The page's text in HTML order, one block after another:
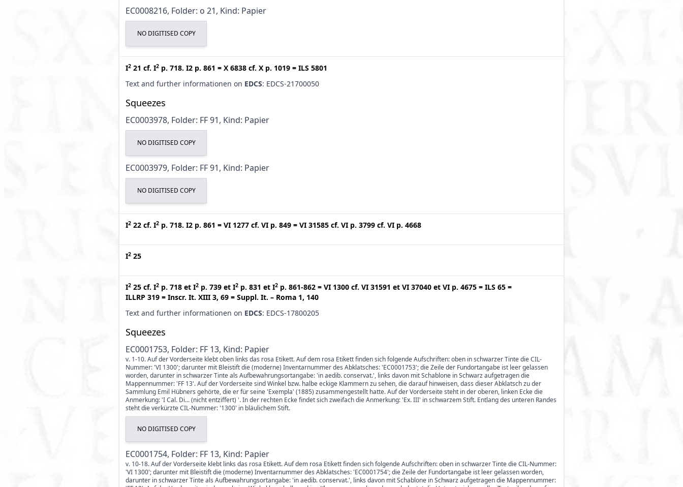
EC0008216, Folder: o 21, Kind: Papier
NO DIGITISED COPY
I2 21 cf. I2 p. 718. I2 p. 861 = X 6838 cf. X p. 1019 = ILS 5801
Text and further informationen on EDCS: EDCS-21700050
Squeezes
EC0003978, Folder: FF 91, Kind: Papier
NO DIGITISED COPY
EC0003979, Folder: FF 91, Kind: Papier
NO DIGITISED COPY
I2 22 cf. I2 p. 718. I2 p. 861 = VI 1277 cf. VI p. 849 = VI 31585 cf. VI p. 3799 cf. VI p. 4668
I2 25
I2 25 cf. I2 p. 718 et I2 p. 739 et I2 p. 831 et I2 p. 861-862 = VI 1300 cf. VI 31591 et VI 37040 et VI p. 4675 = ILS 65 =
ILLRP 319 = Inscr. It. XIII 3, 69 = Suppl. It. – Roma 1, 140
Text and further informationen on EDCS: EDCS-17800205
Squeezes
EC0001753, Folder: FF 13, Kind: Papier
v. 1-10. Auf der Vorderseite klebt oben links das rosa Etikett. Auf dem rosa Etikett finden sich folgende Aufschriften: oben in schwarzer Tinte die CIL-
Nummer: 'VI 1300'; darunter mit Bleistift die (moderne) Inventarnummer des Abklatsches: 'EC0001753'; die Zeile der Fundortangabe ist leer gelassen
worden, darunter in schwarzer Tinte als Aufbewahrungsortangabe: 'in aedib. conservat.', links davon mit Schablone in Schwarz aufgetragen die
Mappennummer: 'FF 13'. Auf der Vorderseite sind Winkel bzw. halbe eckige Klammern zu sehen, die darauf hinweisen, dass dieser Abklatsch zu der
Sammlung Emil Hübners gehörte, die er für seine 'Exempla' (1885) zusammengestellt hatte. Auf der Vorderseite steht in der oberen, linken Ecke die
Anmerkung: 'I Cal. Di... (nicht entziffert) '. In der rechten Ecke findet sich zweifach die Anmerkung: 'Ex. III' in schwarzem Stift. Entlang des unteren Randes
steht die verkürzte CIL-Nummer: '1300' in bläulichem Stift.
NO DIGITISED COPY
EC0001754, Folder: FF 13, Kind: Papier
v. 10-18. Auf der Vorderseite klebt links das rosa Etikett. Auf dem rosa Etikett finden sich folgende Aufschriften: oben in schwarzer Tinte die CIL-Nummer:
'VI 1300'; darunter mit Bleistift die (moderne) Inventarnummer des Abklatsches: 'EC0001754'; die Zeile der Fundortangabe ist leer gelassen worden,
darunter in schwarzer Tinte als Aufbewahrungsortangabe: 'in aedib. conservat.', links davon mit Schablone in Schwarz aufgetragen die Mappennummer: